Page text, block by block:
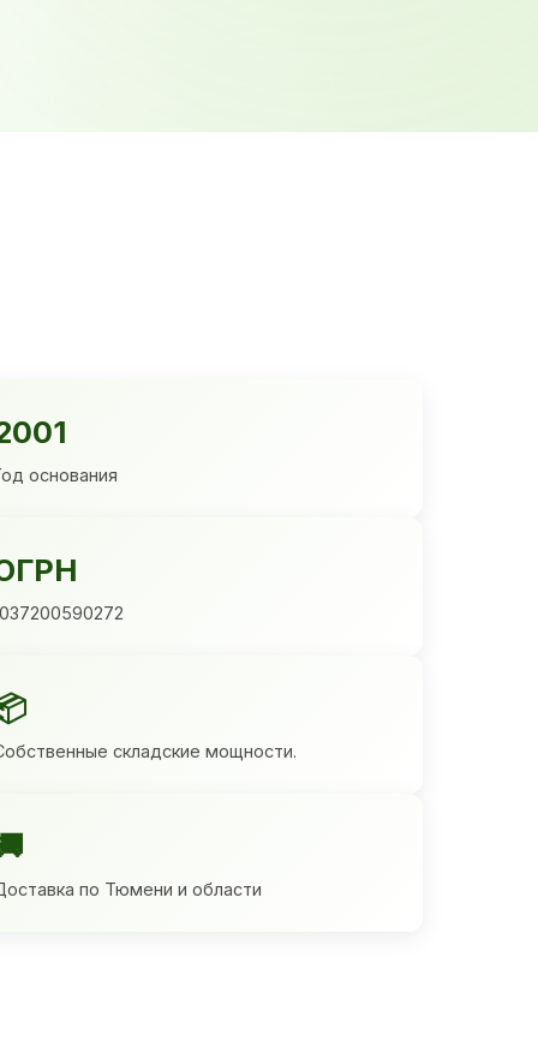
основания
складские мощности.
по Тюмени и области